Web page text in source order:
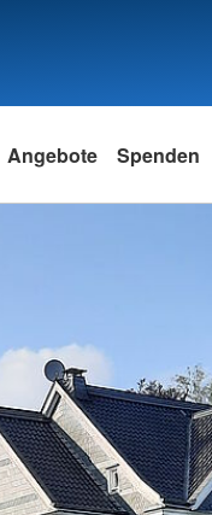
Angebote Spenden